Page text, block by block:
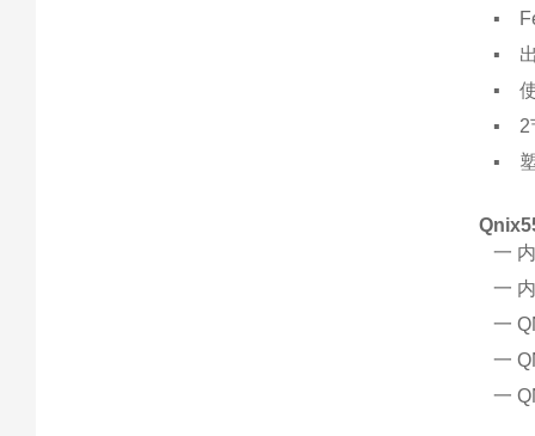
▪ Fe
▪ 出
▪ 使
▪ 2
▪ 塑
一
一
一
一
一